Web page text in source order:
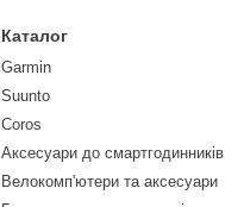
Каталог
Garmin
Suunto
Coros
Аксесуари до смартгодинників
Велокомп'ютери та аксесуари